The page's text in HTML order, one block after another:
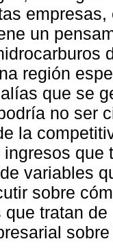
un
región
que se
no ser
la
que
variables
sobre
tratan